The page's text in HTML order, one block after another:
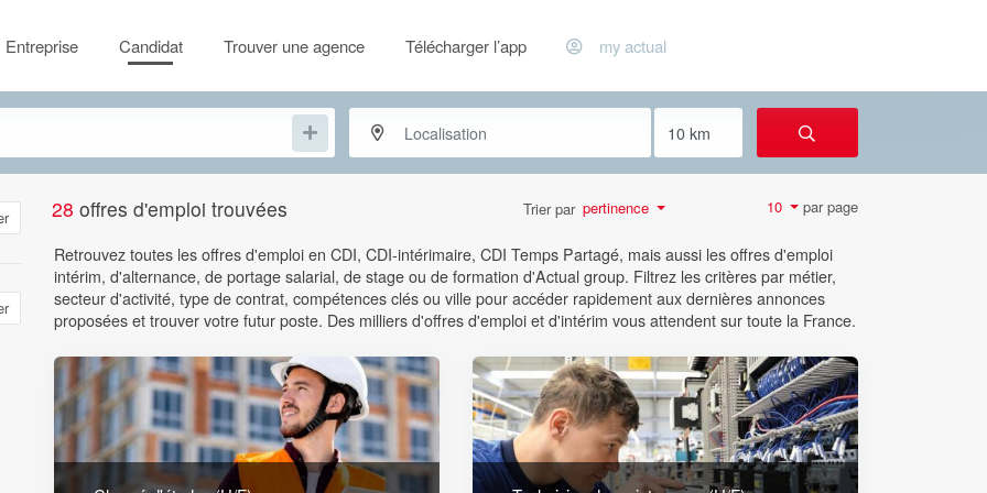
Entreprise Candidat Trouver une agence Télécharger l’app my actual
28 offres d'emploi trouvées Trier par pertinence 10 par page
Retrouvez toutes les offres d'emploi en CDI, CDI-intérimaire, CDI Temps Partagé, mais aussi les offres d'emploi
intérim, d'alternance, de portage salarial, de stage ou de formation d'Actual group. Filtrez les critères par métier,
secteur d'activité, type de contrat, compétences clés ou ville pour accéder rapidement aux dernières annonces
proposées et trouver votre futur poste. Des milliers d'offres d'emploi et d'intérim vous attendent sur toute la France.